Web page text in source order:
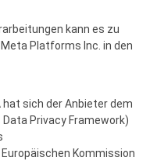
kann es zu
Platforms Inc. in den
hat sich der Anbieter dem
Privacy Framework)
Kommission